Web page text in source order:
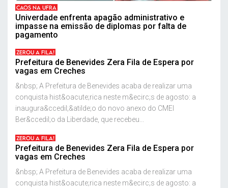
CAOS NA UFRA
Univerdade enfrenta apagão administrativo e
impasse na emissão de diplomas por falta de
pagamento
ZEROU A FILA!
Prefeitura de Benevides Zera Fila de Espera por
vagas em Creches
&nbsp; A Prefeitura de Benevides acaba de realizar uma
conquista hist&oacute;rica neste m&ecirc;s de agosto: a
inaugura&ccedil;&atilde;o do novo anexo do CMEI
Ber&ccedil;o da Liberdade, que recebeu...
ZEROU A FILA!
Prefeitura de Benevides Zera Fila de Espera por
vagas em Creches
&nbsp; A Prefeitura de Benevides acaba de realizar uma
conquista hist&oacute;rica neste m&ecirc;s de agosto: a